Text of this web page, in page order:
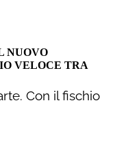
NUOVO
VELOCE TRA
Con il fischio